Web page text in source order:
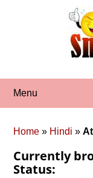
Menu
Home » Hindi »
Currently
Status: